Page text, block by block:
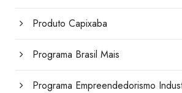
Produto Capixaba
Programa Brasil Mais
Programa Empreendedorismo